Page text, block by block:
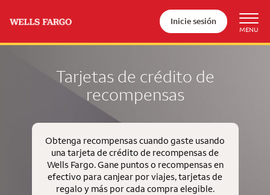
Inicie sesión
Tarjetas de crédito de
recompensas
Obtenga recompensas cuando gaste usando
una tarjeta de crédito de recompensas de
Wells Fargo. Gane puntos o recompensas en
efectivo para canjear por viajes, tarjetas de
regalo y más por cada compra elegible.